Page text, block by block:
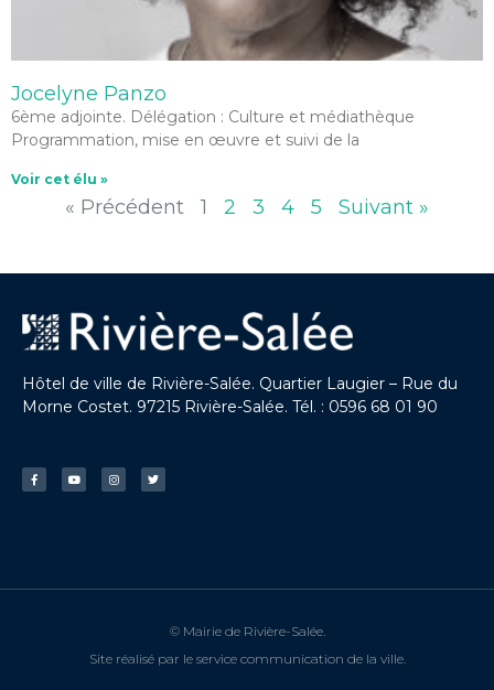
Jocelyne Panzo
6ème adjointe. Délégation : Culture et médiathèque
Programmation, mise en œuvre et suivi de la
Voir cet élu »
« Précédent 1 2 3 4 5 Suivant »
Hôtel de ville de Rivière-Salée. Quartier Laugier – Rue du
Morne Costet. 97215 Rivière-Salée. Tél. : 0596 68 01 90
© Mairie de Rivière-Salée.
Site réalisé par le service communication de la ville.